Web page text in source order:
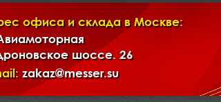
офиса и склада в Москве:
шоссе. 26
zakaz@messer.su